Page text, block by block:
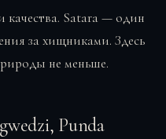
Satara — один
за хищниками. Здесь
не меньше.
Punda